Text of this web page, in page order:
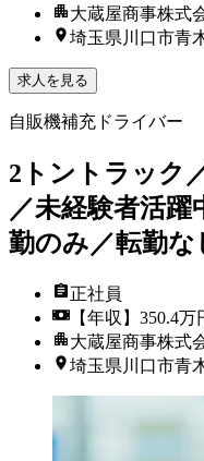
大蔵屋商事株式
埼玉県川口市青
求人を見る
自販機補充ドライバー
2トントラック
／未経験者活躍
勤のみ／転勤な
正社員
【年収】350.4
大蔵屋商事株式
埼玉県川口市青